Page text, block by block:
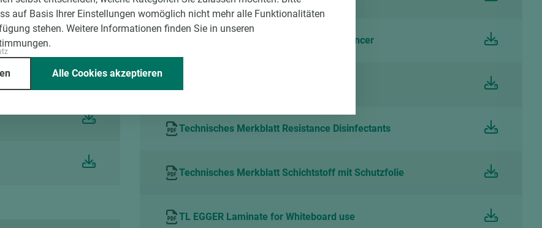
Technical Leaflet EGGER Laminate Balancer
Technisches Merkblatt Resistance Disinfectants
Technisches Merkblatt Schichtstoff mit Schutzfolie
TL EGGER Laminate for Whiteboard use
auf Basis Ihrer Einstellungen womöglich nicht mehr alle Funktionalitäten
stehen. Weitere Informationen finden Sie in unseren
Alle Cookies akzeptieren